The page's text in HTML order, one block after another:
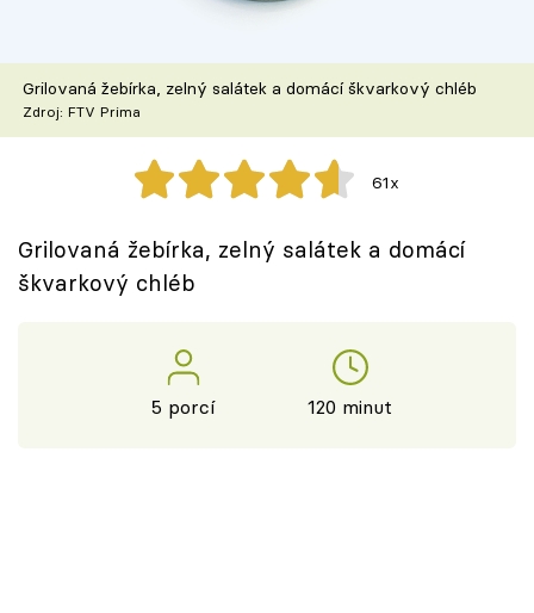
Speciál: Cuketa
Těhotnej kuchař
Přihlášení
Grilovaná žebírka, zelný salátek a domácí škvarkový chléb
Zdroj: FTV Prima
61x
Grilovaná žebírka, zelný salátek a domácí
škvarkový chléb
5 porcí 120 minut